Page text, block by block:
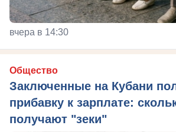
вчера в 14:30
Общество
Заключенные на Кубани
прибавку к зарплате:
получают "зеки"